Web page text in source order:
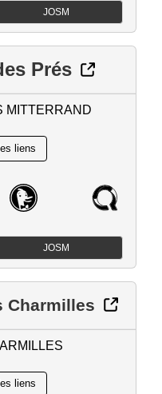
JOSM
Prés
MITTERRAND
JOSM
Charmilles